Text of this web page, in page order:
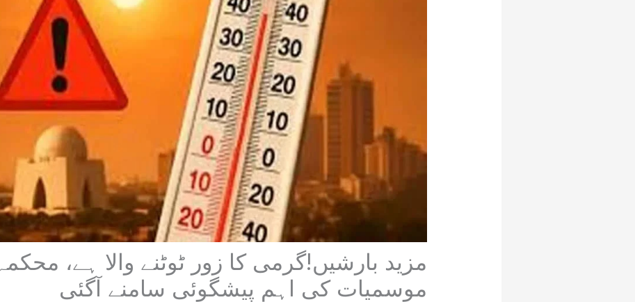
مزید بارشیں!گرمی کا زور ٹوٹنے والا ہے، محکمہ
موسمیات کی اہم پیشگوئی سامنے آگئی